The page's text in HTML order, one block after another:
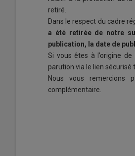
retiré.
Dans le respect du cadre
a été retirée de notre
publication, la date de
Si vous êtes à l’origine
parution via le lien sécurisé
Nous vous remercions
complémentaire.